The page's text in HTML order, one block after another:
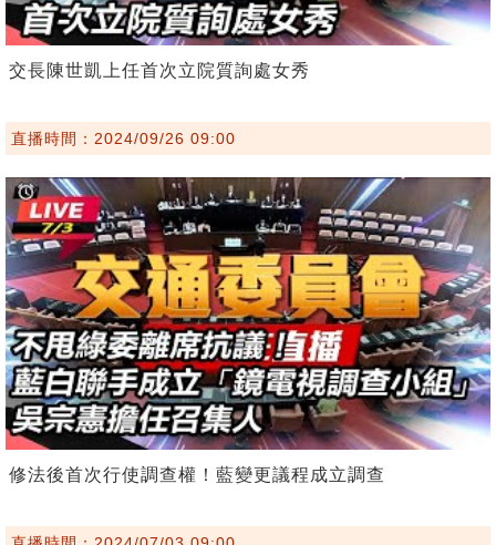
交長陳世凱上任首次立院質詢處女秀
直播時間：2024/09/26 09:00
修法後首次行使調查權！藍變更議程成立調查